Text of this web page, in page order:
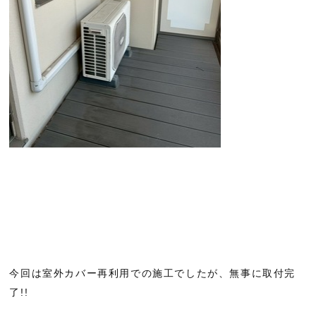
今回は室外カバー再利用での施工でしたが、無事に取付完
了!!